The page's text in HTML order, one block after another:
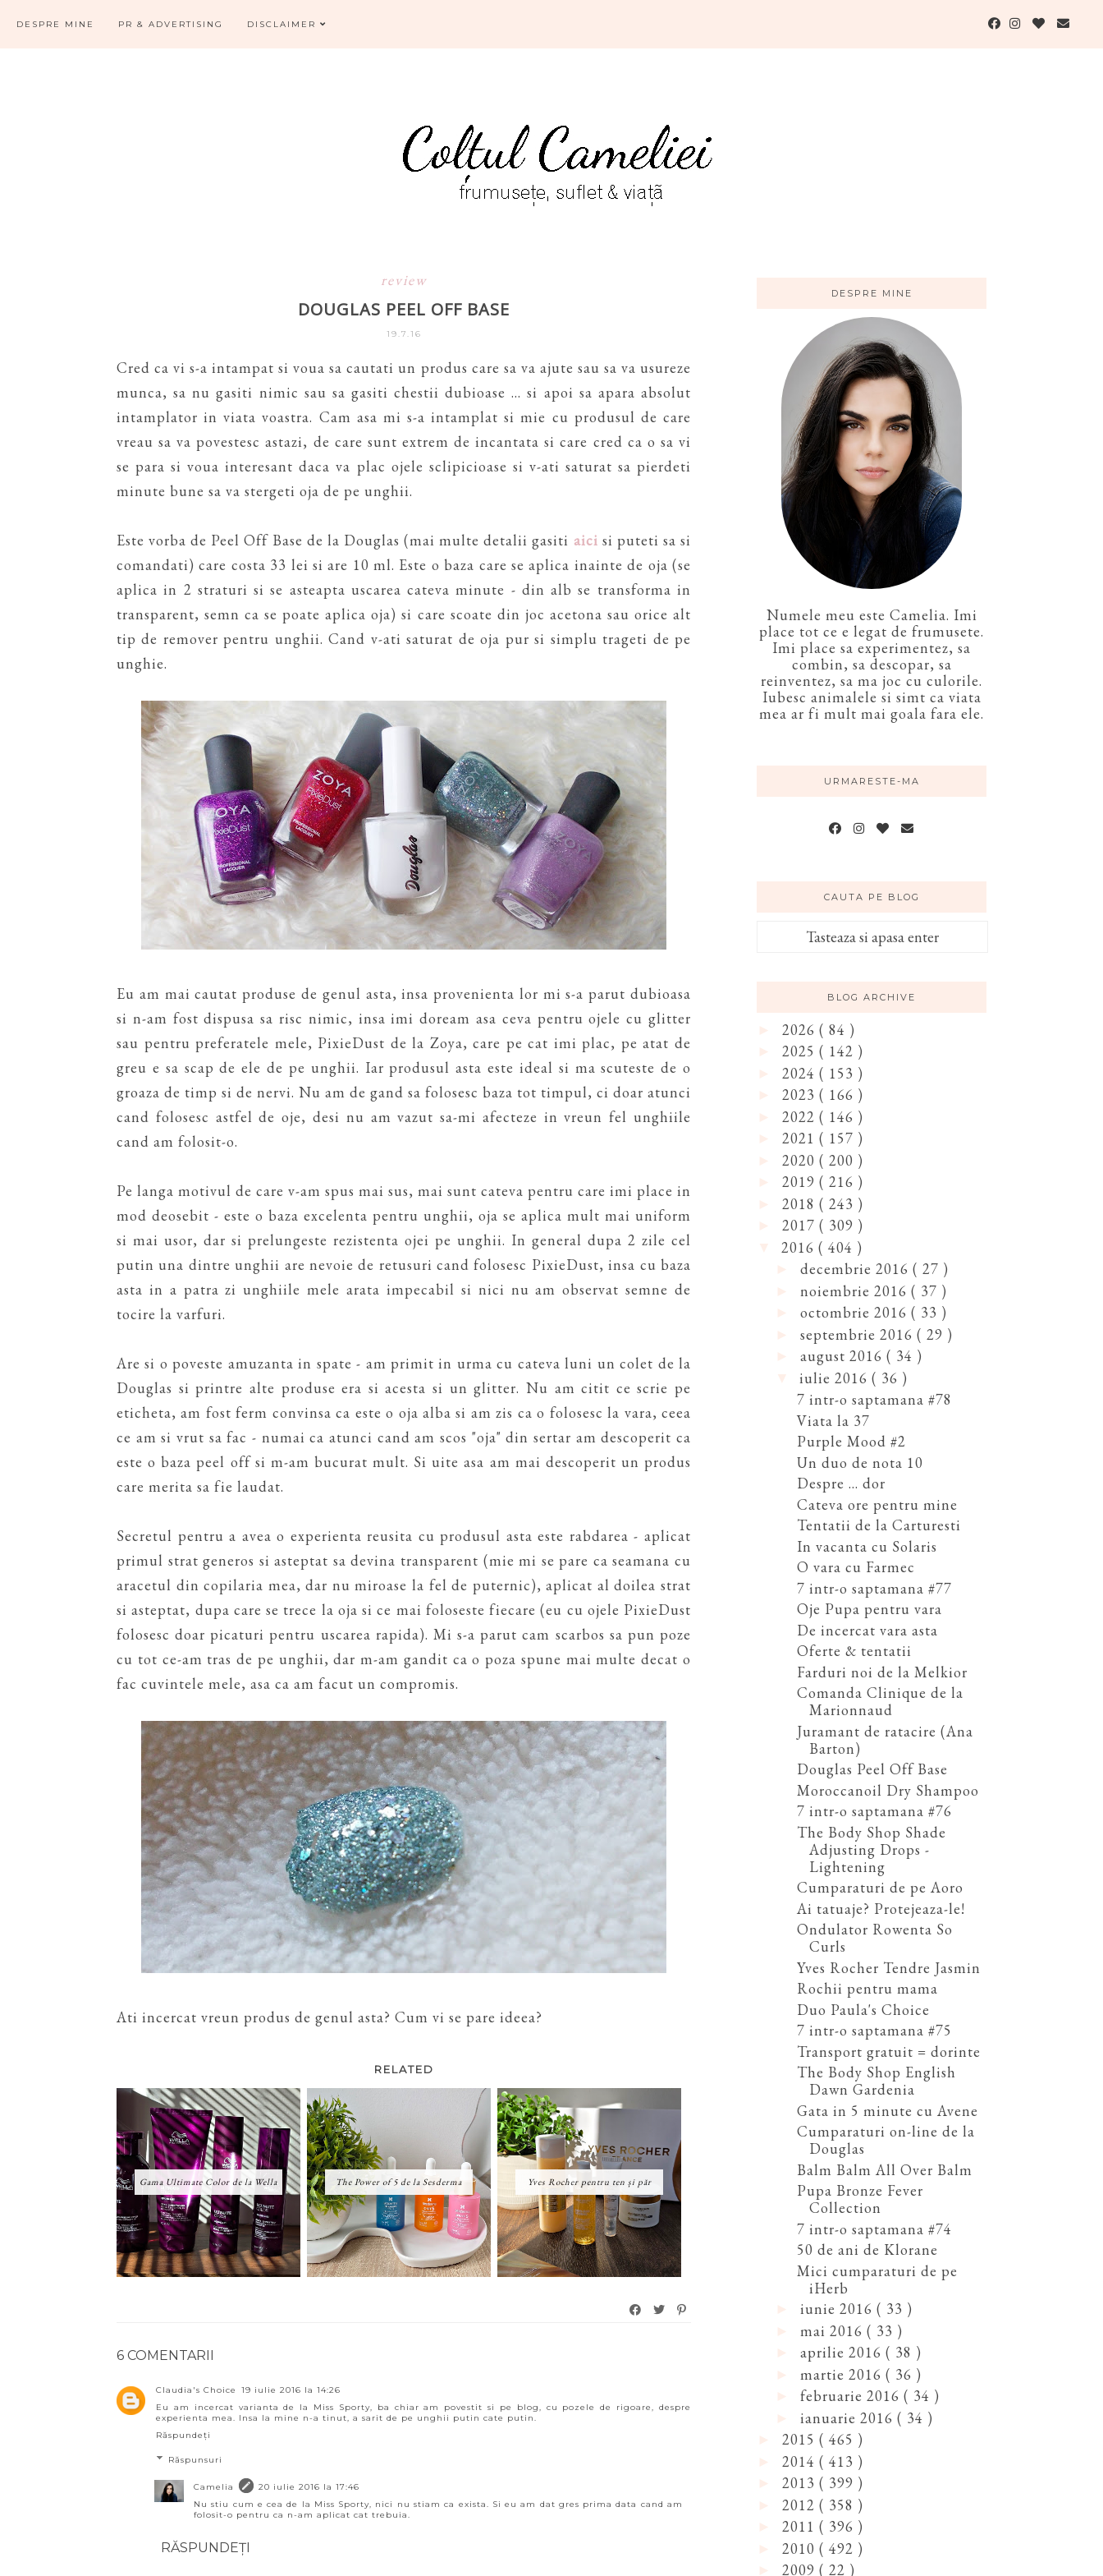
DESPRE MINE PR & ADVERTISING DISCLAIMER
review
DOUGLAS PEEL OFF BASE
19.7.16
Cred ca vi s-a intampat si voua sa cautati un produs care sa va ajute sau sa va usureze
munca, sa nu gasiti nimic sau sa gasiti chestii dubioase ... si apoi sa apara absolut
intamplator in viata voastra. Cam asa mi s-a intamplat si mie cu produsul de care
vreau sa va povestesc astazi, de care sunt extrem de incantata si care cred ca o sa vi
se para si voua interesant daca va plac ojele sclipicioase si v-ati saturat sa pierdeti
minute bune sa va stergeti oja de pe unghii.
Este vorba de Peel Off Base de la Douglas (mai multe detalii gasiti aici si puteti sa si
comandati) care costa 33 lei si are 10 ml. Este o baza care se aplica inainte de oja (se
aplica in 2 straturi si se asteapta uscarea cateva minute - din alb se transforma in
transparent, semn ca se poate aplica oja) si care scoate din joc acetona sau orice alt
tip de remover pentru unghii. Cand v-ati saturat de oja pur si simplu trageti de pe
unghie.
Eu am mai cautat produse de genul asta, insa provenienta lor mi s-a parut dubioasa
si n-am fost dispusa sa risc nimic, insa imi doream asa ceva pentru ojele cu glitter
sau pentru preferatele mele, PixieDust de la Zoya, care pe cat imi plac, pe atat de
greu e sa scap de ele de pe unghii. Iar produsul asta este ideal si ma scuteste de o
groaza de timp si de nervi. Nu am de gand sa folosesc baza tot timpul, ci doar atunci
cand folosesc astfel de oje, desi nu am vazut sa-mi afecteze in vreun fel unghiile
cand am folosit-o.
Pe langa motivul de care v-am spus mai sus, mai sunt cateva pentru care imi place in
mod deosebit - este o baza excelenta pentru unghii, oja se aplica mult mai uniform
si mai usor, dar si prelungeste rezistenta ojei pe unghii. In general dupa 2 zile cel
putin una dintre unghii are nevoie de retusuri cand folosesc PixieDust, insa cu baza
asta in a patra zi unghiile mele arata impecabil si nici nu am observat semne de
tocire la varfuri.
Are si o poveste amuzanta in spate - am primit in urma cu cateva luni un colet de la
Douglas si printre alte produse era si acesta si un glitter. Nu am citit ce scrie pe
eticheta, am fost ferm convinsa ca este o oja alba si am zis ca o folosesc la vara, ceea
ce am si vrut sa fac - numai ca atunci cand am scos "oja" din sertar am descoperit ca
este o baza peel off si m-am bucurat mult. Si uite asa am mai descoperit un produs
care merita sa fie laudat.
Secretul pentru a avea o experienta reusita cu produsul asta este rabdarea - aplicat
primul strat generos si asteptat sa devina transparent (mie mi se pare ca seamana cu
aracetul din copilaria mea, dar nu miroase la fel de puternic), aplicat al doilea strat
si asteptat, dupa care se trece la oja si ce mai foloseste fiecare (eu cu ojele PixieDust
folosesc doar picaturi pentru uscarea rapida). Mi s-a parut cam scarbos sa pun poze
cu tot ce-am tras de pe unghii, dar m-am gandit ca o poza spune mai multe decat o
fac cuvintele mele, asa ca am facut un compromis.
Ati incercat vreun produs de genul asta? Cum vi se pare ideea?
RELATED
Gama Ultimate Color de la Wella The Power of 5 de la Sesderma Yves Rocher pentru ten și păr
6 COMENTARII
Claudia's Choice
19 iulie 2016 la 14:26
Eu am incercat varianta de la Miss Sporty, ba chiar am povestit si pe blog, cu pozele de rigoare, despre
experienta mea. Insa la mine n-a tinut, a sarit de pe unghii putin cate putin.
Răspundeți
Răspunsuri
Camelia
20 iulie 2016 la 17:46
Nu stiu cum e cea de la Miss Sporty, nici nu stiam ca exista. Si eu am dat gres prima data cand am
folosit-o pentru ca n-am aplicat cat trebuia.
RĂSPUNDEȚI
DESPRE MINE
Numele meu este Camelia. Imi
place tot ce e legat de frumusete.
Imi place sa experimentez, sa
combin, sa descopar, sa
reinventez, sa ma joc cu culorile.
Iubesc animalele si simt ca viata
mea ar fi mult mai goala fara ele.
URMARESTE-MA
CAUTA PE BLOG
BLOG ARCHIVE
2026 ( 84 )
2025 ( 142 )
2024 ( 153 )
2023 ( 166 )
2022 ( 146 )
2021 ( 157 )
2020 ( 200 )
2019 ( 216 )
2018 ( 243 )
2017 ( 309 )
2016 ( 404 )
decembrie 2016 ( 27 )
noiembrie 2016 ( 37 )
octombrie 2016 ( 33 )
septembrie 2016 ( 29 )
august 2016 ( 34 )
iulie 2016 ( 36 )
7 intr-o saptamana #78
Viata la 37
Purple Mood #2
Un duo de nota 10
Despre ... dor
Cateva ore pentru mine
Tentatii de la Carturesti
In vacanta cu Solaris
O vara cu Farmec
7 intr-o saptamana #77
Oje Pupa pentru vara
De incercat vara asta
Oferte & tentatii
Farduri noi de la Melkior
Comanda Clinique de la
Marionnaud
Juramant de ratacire (Ana
Barton)
Douglas Peel Off Base
Moroccanoil Dry Shampoo
7 intr-o saptamana #76
The Body Shop Shade
Adjusting Drops -
Lightening
Cumparaturi de pe Aoro
Ai tatuaje? Protejeaza-le!
Ondulator Rowenta So
Curls
Yves Rocher Tendre Jasmin
Rochii pentru mama
Duo Paula's Choice
7 intr-o saptamana #75
Transport gratuit = dorinte
The Body Shop English
Dawn Gardenia
Gata in 5 minute cu Avene
Cumparaturi on-line de la
Douglas
Balm Balm All Over Balm
Pupa Bronze Fever
Collection
7 intr-o saptamana #74
50 de ani de Klorane
Mici cumparaturi de pe
iHerb
iunie 2016 ( 33 )
mai 2016 ( 33 )
aprilie 2016 ( 38 )
martie 2016 ( 36 )
februarie 2016 ( 34 )
ianuarie 2016 ( 34 )
2015 ( 465 )
2014 ( 413 )
2013 ( 399 )
2012 ( 358 )
2011 ( 396 )
2010 ( 492 )
2009 ( 22 )